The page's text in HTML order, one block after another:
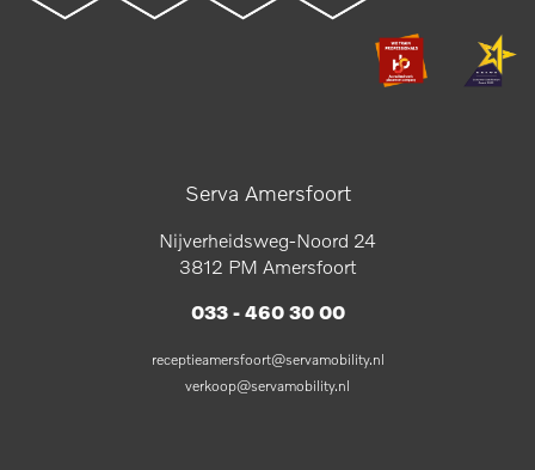
Serva Amersfoort
Nijverheidsweg-Noord 24
3812 PM Amersfoort
033 - 460 30 00
receptieamersfoort@servamobility.nl
verkoop@servamobility.nl